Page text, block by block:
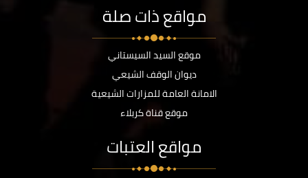
مواقع ذات صلة
موقع السيد السيستاني
ديوان الوقف الشيعي
الامانة العامة للمزارات الشيعية
موقع قناة كربلاء
مواقع العتبات